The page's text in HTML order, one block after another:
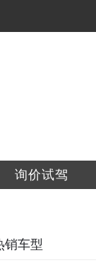
询价试驾
销车型